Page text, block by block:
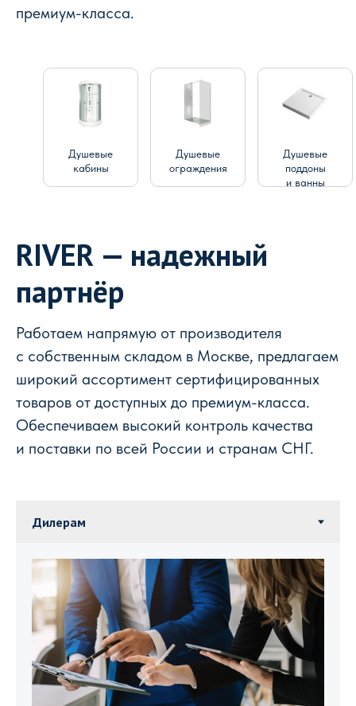
премиум-класса.
Душевые
кабины
Душевые
ограждения
Душевые
поддоны
и ванны
RIVER — надежный
партнёр
Работаем напрямую от производителя
с собственным складом в Москве, предлагаем
широкий ассортимент сертифицированных
товаров от доступных до премиум-класса.
Обеспечиваем высокий контроль качества
и поставки по всей России и странам СНГ.